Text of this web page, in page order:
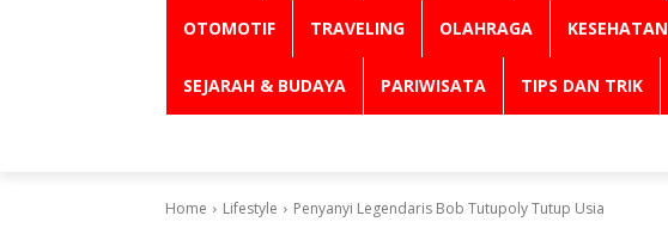
OTOMOTIF TRAVELING OLAHRAGA KESEHATAN
SEJARAH & BUDAYA PARIWISATA TIPS DAN TRIK
Home Lifestyle Penyanyi Legendaris Bob Tutupoly Tutup Usia